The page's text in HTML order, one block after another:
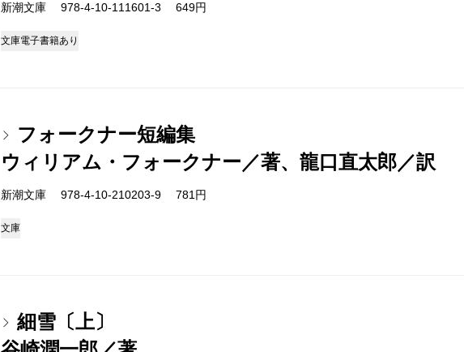
新潮文庫 978-4-10-111601-3 649円
文庫電子書籍あり
フォークナー短編集
ウィリアム・フォークナー／著、龍口直太郎／訳
新潮文庫 978-4-10-210203-9 781円
文庫
細雪〔上〕